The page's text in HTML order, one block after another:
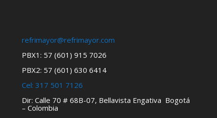
refrimayor@refrimayor.com
PBX1: 57 (601) 915 7026
PBX2: 57 (601) 630 6414
Cel: 317 501 7126
Dir: Calle 70 # 68B-07, Bellavista Engativa Bogotá
– Colombia